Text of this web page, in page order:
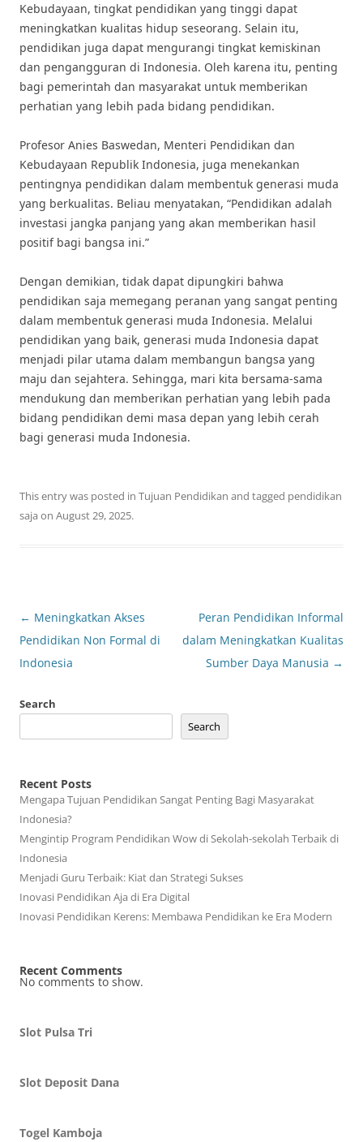
Kebudayaan, tingkat pendidikan yang tinggi dapat
meningkatkan kualitas hidup seseorang. Selain itu,
pendidikan juga dapat mengurangi tingkat kemiskinan
dan pengangguran di Indonesia. Oleh karena itu, penting
bagi pemerintah dan masyarakat untuk memberikan
perhatian yang lebih pada bidang pendidikan.
Profesor Anies Baswedan, Menteri Pendidikan dan
Kebudayaan Republik Indonesia, juga menekankan
pentingnya pendidikan dalam membentuk generasi muda
yang berkualitas. Beliau menyatakan, “Pendidikan adalah
investasi jangka panjang yang akan memberikan hasil
positif bagi bangsa ini.”
Dengan demikian, tidak dapat dipungkiri bahwa
pendidikan saja memegang peranan yang sangat penting
dalam membentuk generasi muda Indonesia. Melalui
pendidikan yang baik, generasi muda Indonesia dapat
menjadi pilar utama dalam membangun bangsa yang
maju dan sejahtera. Sehingga, mari kita bersama-sama
mendukung dan memberikan perhatian yang lebih pada
bidang pendidikan demi masa depan yang lebih cerah
bagi generasi muda Indonesia.
This entry was posted in Tujuan Pendidikan and tagged pendidikan
saja on August 29, 2025.
Post
navigation
← Meningkatkan Akses
Pendidikan Non Formal di
Indonesia
Peran Pendidikan Informal
dalam Meningkatkan Kualitas
Sumber Daya Manusia →
Search
Search
Recent Posts
Mengapa Tujuan Pendidikan Sangat Penting Bagi Masyarakat
Indonesia?
Mengintip Program Pendidikan Wow di Sekolah-sekolah Terbaik di
Indonesia
Menjadi Guru Terbaik: Kiat dan Strategi Sukses
Inovasi Pendidikan Aja di Era Digital
Inovasi Pendidikan Kerens: Membawa Pendidikan ke Era Modern
Recent Comments
No comments to show.
Slot Pulsa Tri
Slot Deposit Dana
Togel Kamboja